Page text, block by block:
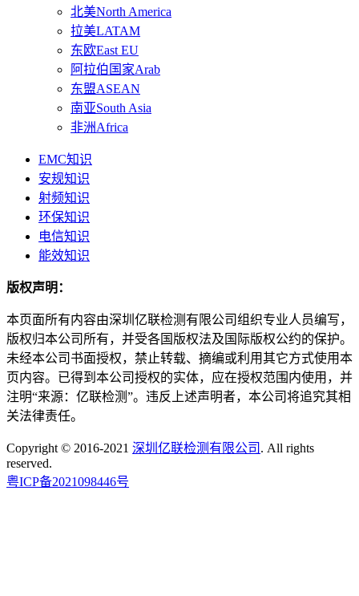
北美North America
拉美LATAM
东欧East EU
阿拉伯国家Arab
东盟ASEAN
南亚South Asia
非洲Africa
EMC知识
安规知识
射频知识
环保知识
电信知识
能效知识
版权声明：
本页面所有内容由深圳亿联检测有限公司组织专业人员编写，
版权归本公司所有，并受各国版权法及国际版权公约的保护。
未经本公司书面授权，禁止转载、摘编或利用其它方式使用本
页内容。已得到本公司授权的实体，应在授权范围内使用，并
注明“来源：亿联检测”。违反上述声明者，本公司将追究其相
关法律责任。
Copyright © 2016-2021 深圳亿联检测有限公司 . All rights
reserved.
粤ICP备2021098446号